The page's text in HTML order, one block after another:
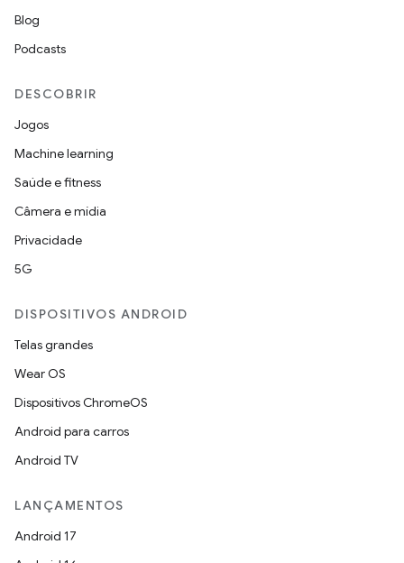
Blog
Podcasts
DESCOBRIR
Jogos
Machine learning
Saúde e fitness
Câmera e mídia
Privacidade
5G
DISPOSITIVOS ANDROID
Telas grandes
Wear OS
Dispositivos ChromeOS
Android para carros
Android TV
LANÇAMENTOS
Android 17